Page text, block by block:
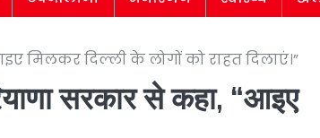
मिलकर दिल्ली के लोगों को राहत दिलाएं।”
सरकार से कहा, “आइए